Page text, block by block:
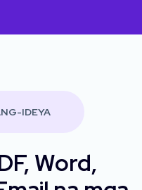
IDEYA
Word,